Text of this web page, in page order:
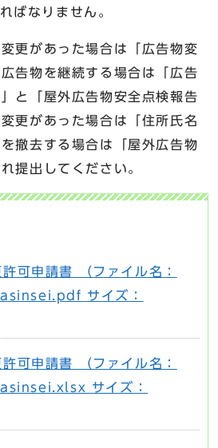
ばなりません。
更があった場合は「広告物変
告物を継続する場合は「広告
と「屋外広告物安全点検報告
更があった場合は「住所氏名
撤去する場合は「屋外広告物
提出してください。
可申請書 （ファイル名：
サイズ：
可申請書 （ファイル名：
サイズ：